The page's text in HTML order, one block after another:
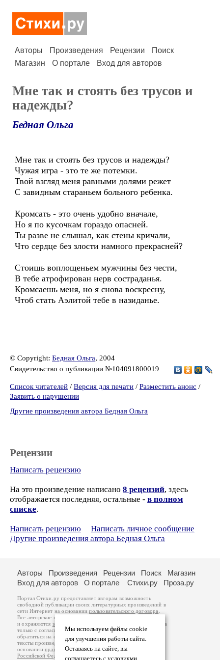
Авторы Произведения Рецензии
Поиск
Магазин
О портале Вход для авторов
Мне так и стоять без трусов и
надежды?
Бедная Ольга
Мне так и стоять без трусов и надежды?
Чужая игра - это те же потемки.
Твой взгляд меня равными долями режет
С завидным стараньем больного ребенка.
Кромсать - это очень удобно вначале,
Но я по кусочкам гораздо опасней.
Ты разве не слышал, как стены кричали,
Что сердце без злости намного прекрасней?
Стоишь воплощеньем мужчины без чести,
В тебе атрофирован нерв состраданья.
Кромсаешь меня, но я снова воскресну,
Чтоб стать Аэлитой тебе в назиданье.
© Copyright: Бедная Ольга, 2004
Свидетельство о публикации №104091800019
Список читателей / Версия для печати / Разместить анонс /
Заявить о нарушении
Другие произведения автора Бедная Ольга
Рецензии
Написать рецензию
На это произведение написано 8 рецензий, здесь
отображается последняя, остальные - в полном
списке.
Написать рецензию
Написать личное сообщение
Другие произведения автора Бедная Ольга
Мы используем файлы cookie
для улучшения работы сайта.
Оставаясь на сайте, вы
соглашаетесь с условиями
Авторы Произведения Рецензии Поиск
Магазин
Вход для авторов
О портале Стихи.ру Проза.ру
Портал Стихи.ру предоставляет авторам возможность
свободной публикации своих литературных произведений в
сети Интернет на основаниипользовательского договора
Все авторские права на произведения принадлежат авторам
и охраняются законом
. Перепечатка произведений возможна
только с согласия его автора, к которому вы можете
обратиться на его авторской странице. Ответственность за
тексты произведений авторы несут самостоятельно на
основанииправил публикацииизаконодательства
Российской Федерации